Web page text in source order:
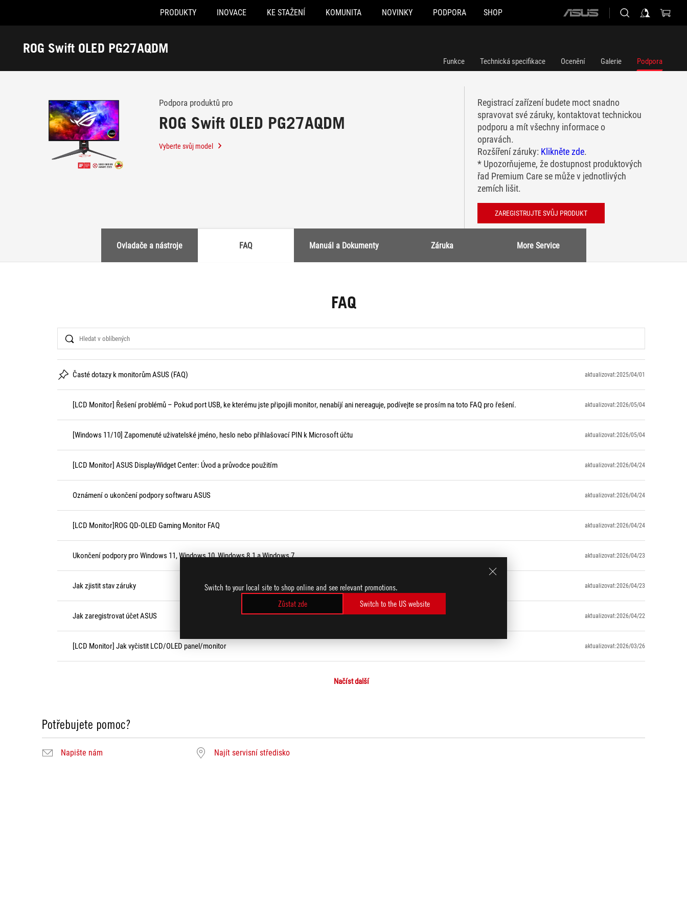
Switch to your local site to shop online and see relevant promotions.
Zůstat zde
Switch to the US website
Accessibility links
PRODUKTY INOVACE KE STAŽENÍ KOMUNITA NOVINKY PODPORA SHOP
ASUS
ROG Swift OLED PG27AQDM
Podpora
Funkce Technická specifikace Ocenění Galerie Podpora
Podpora produktů pro
ROG Swift OLED PG27AQDM
Vyberte svůj model
Registrací zařízení budete moct snadno
spravovat své záruky, kontaktovat technickou
podporu a mít všechny informace o
opravách.
Rozšíření záruky: Klikněte zde.
* Upozorňujeme, že dostupnost produktových
řad Premium Care se může v jednotlivých
zemích lišit.
ZAREGISTRUJTE SVŮJ PRODUKT
Ovladače a nástroje FAQ Manuál a Dokumenty Záruka More Service
FAQ
Search
Časté dotazy k monitorům ASUS (FAQ) aktualizovat:2025/04/01
[LCD Monitor] Řešení problémů – Pokud port USB, ke kterému jste připojili monitor, nenabíjí ani nereaguje, podívejte se prosím na toto FAQ pro řešení. aktualizovat:2026/05/04
[Windows 11/10] Zapomenuté uživatelské jméno, heslo nebo přihlašovací PIN k Microsoft účtu aktualizovat:2026/05/04
[LCD Monitor] ASUS DisplayWidget Center: Úvod a průvodce použitím aktualizovat:2026/04/24
Oznámení o ukončení podpory softwaru ASUS aktualizovat:2026/04/24
[LCD Monitor]ROG QD-OLED Gaming Monitor FAQ aktualizovat:2026/04/24
Ukončení podpory pro Windows 11, Windows 10, Windows 8.1 a Windows 7 aktualizovat:2026/04/23
Jak zjistit stav záruky aktualizovat:2026/04/23
Jak zaregistrovat účet ASUS aktualizovat:2026/04/22
[LCD Monitor] Jak vyčistit LCD/OLED panel/monitor aktualizovat:2026/03/26
Načíst další
Potřebujete pomoc?
Napište nám Najít servisní středisko